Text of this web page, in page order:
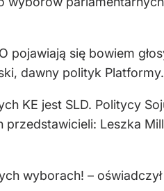
pojawiają się bowiem
dawny polityk Platformy.
KE jest SLD. Politycy
Leszka
wyborach! –